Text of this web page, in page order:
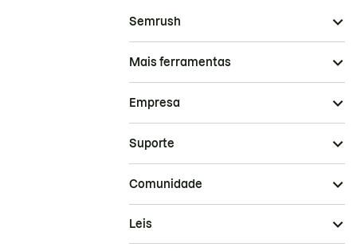
Semrush
Mais ferramentas
Empresa
Suporte
Comunidade
Leis